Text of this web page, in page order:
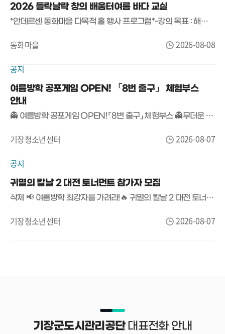
2026 들락날락 창의 배움터여름 바다 교실
*안데르센 동화마을 다목적 홀 행사 프로그램*-강의 목표 : 해양 테마 기반으로 부력.신재생에너지.유체입 등 해양과학 원리를 직접 체험하며 탐구력과 창의적 문제해결력 함양
동화마을 2026-08-08
공지
여름방학 공포게임 OPEN! 「8번 출구」 체험부스
안내
👻 여름방학 공포게임 OPEN! 「8번 출구」 체험부스 👻무더운 여름, 등골이 오싹해지는 공포게임에 도전해 보세요!기장청소년센터에서 여름방학 특별 프로그램으로 화제의 공포게임 「8번 출구」 체험부스를 운영합니다.🚪 게임명▶ 「8번 출구」📅 운영기간2026. 8. 7.(금) ~ 8. 8.(토)13:00 ~ 18:00📍 장소기장청소년센터 만남의 장🎮 참가대상기장청소년센터 이용자 누구나🍪 참가혜택참여자 전원 간식 증정!(※ 간식 소진 시 조기 마감)👀 이런 분들께 추천합니다!✔ 공포게임을 좋아하는 사람✔ 친구와 함께 여름방학 추억을 만들고 싶은 사람✔ 「8번 출구」를 직접 플레이해 보고 싶은 사람혼자 도전해도 좋고,친구들과 함께 더욱 짜릿한 시간을 즐겨보세요!📢 참가비 무료!별도 신청 없이 운영시간 내 방문하면 누구나 참여 가능합니다.#기장청소년센터 #여름방학 #슈퍼플레이 #공포게임 #8번출구 #게임체험 #무료체험 #청소년활동 #기장놀거리 #여름방학추천
기장청소년센터 2026-08-07
공지
귀멸의 칼날 2 대전 토너먼트 참가자 모집
삭제 📢 여름방학 최강자를 가려라!🔥 귀멸의 칼날 2 대전 토너먼트 참가자 모집 🔥귀멸의 칼날 팬이라면 놓칠 수 없는 승부!친구들과 함께 최고의 귀살대가 되어 토너먼트 우승에 도전해 보세요! 🎮⚔️🏆 귀멸의 칼날 2 대전 토너먼트📅 일시2026년 8월 20일(목) 15:00 ~ 17:00📍 장소기장청소년센터 회의실👦 참가 대상기장청소년센터 이용 청소년 📝 접수 방법📍 기장청소년센터 내부 현장 접수(접수처 운영)접수 시작 : 2026년 8월 8일(토) 에서 마감시 까지 (선착순 16명 마감!)🎮 진행 방식✔ 플레이스테이션 로컬 대전✔ 1:1 토너먼트 진행※ 참가 인원에 따라 운영 시간이 일부 조정될 수 있습니다.🎁 시상 안내🥇 1등 🥈 2등 🥉 3등, 4등 에게 소정의 상품 (접수시 상품 수요 조사 실시)🎉 참가자 전원에게는 소정의 기념품도 준비되어 있습니다!⚔️ 실력을 겨루고!🎉 친구들과 함께 즐기고!🏆 푸짐한 상품까지!여름방학 최고의 게임 대회, 기장청소년센터에서 함께하세요!🎮 친구와 함께 최강의 자리를 노려라! 💥
기장청소년센터 2026-08-07
기장군도시관리공단 대표전화 안내